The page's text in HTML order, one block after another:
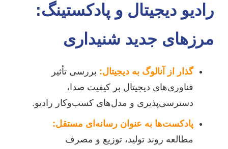
رادیو دیجیتال و پادکستینگ:
مرزهای جدید شنیداری
گذار از آنالوگ به دیجیتال: بررسی تأثیر
فناوری‌های دیجیتال بر کیفیت صدا،
دسترسی‌پذیری و مدل‌های کسب‌وکار رادیو.
پادکست‌ها به عنوان رسانه‌ای مستقل:
مطالعه روند تولید، توزیع و مصرف